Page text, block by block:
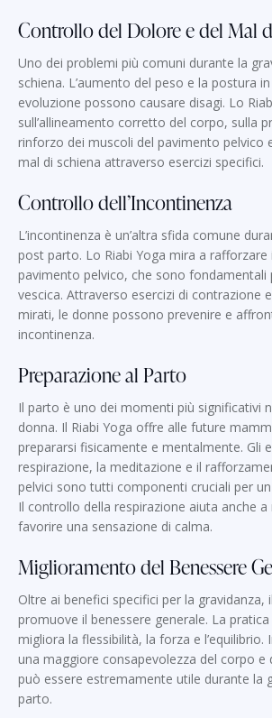
Controllo del Dolore e del Mal
Uno dei problemi più comuni durante la
schiena. L’aumento del peso e la postura
evoluzione possono causare disagi. Lo
sull’allineamento corretto del corpo, sulla
rinforzo dei muscoli del pavimento pelvico
mal di schiena attraverso esercizi specifici.
Controllo dell’Incontinenza
L’incontinenza è un’altra sfida comune
post parto. Lo Riabi Yoga mira a rafforzare
pavimento pelvico, che sono fondamentali
vescica. Attraverso esercizi di contrazione
mirati, le donne possono prevenire e
incontinenza.
Preparazione al Parto
Il parto è uno dei momenti più significativi
donna. Il Riabi Yoga offre alle future
prepararsi fisicamente e mentalmente. Gli
respirazione, la meditazione e il
pelvici sono tutti componenti cruciali per
Il controllo della respirazione aiuta anche a
favorire una sensazione di calma.
Miglioramento del Benessere
Oltre ai benefici specifici per la gravidanza,
promuove il benessere generale. La
migliora la flessibilità, la forza e l’equilibrio.
una maggiore consapevolezza del corpo e
può essere estremamente utile durante la
parto.